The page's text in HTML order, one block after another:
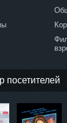
посетителей